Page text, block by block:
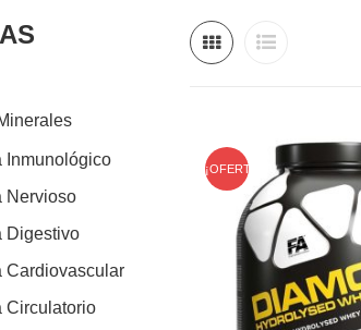
Inmunológico
Nervioso
Digestivo
Cardiovascular
Circulatorio
¡OFERTA!